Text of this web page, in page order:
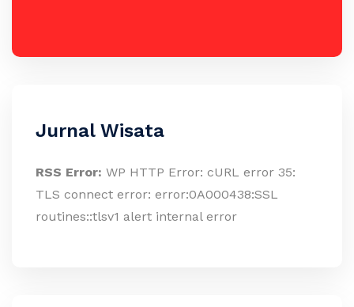
Jurnal Wisata
RSS Error: WP HTTP Error: cURL error 35:
TLS connect error: error:0A000438:SSL
routines::tlsv1 alert internal error